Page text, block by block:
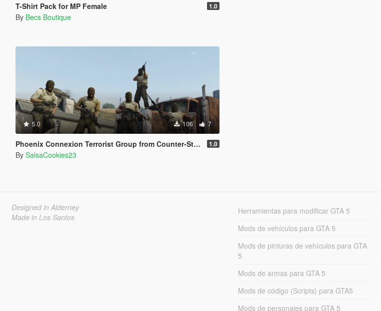
T-Shirt Pack for MP Female 1.0
By Becs Boutique
5.0 106 7
Phoenix Connexion Terrorist Group from Counter-Strike: Global Offensive (Shattered Web + Broken Fang skins included) 1.0
By SalsaCookies23
Designed in Alderney
Made in Los Santos
Herramientas para modificar GTA 5
Mods de vehículos para GTA 5
Mods de pinturas de vehículos para GTA
5
Mods de armas para GTA 5
Mods de código (Scripts) para GTA5
Mods de personajes para GTA 5